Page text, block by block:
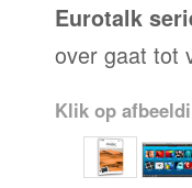
Eurotalk
over gaat tot
Klik op